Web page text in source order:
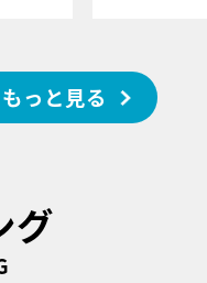
っと見る
グ